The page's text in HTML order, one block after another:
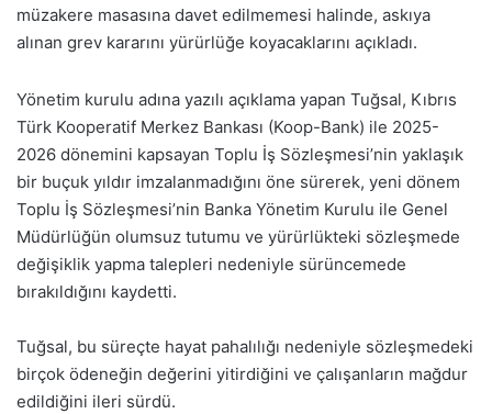
müzakere masasına davet edilmemesi halinde, askıya
alınan grev kararını yürürlüğe koyacaklarını açıkladı.
Yönetim kurulu adına yazılı açıklama yapan Tuğsal, Kıbrıs
Türk Kooperatif Merkez Bankası (Koop-Bank) ile 2025-
2026 dönemini kapsayan Toplu İş Sözleşmesi’nin yaklaşık
bir buçuk yıldır imzalanmadığını öne sürerek, yeni dönem
Toplu İş Sözleşmesi’nin Banka Yönetim Kurulu ile Genel
Müdürlüğün olumsuz tutumu ve yürürlükteki sözleşmede
değişiklik yapma talepleri nedeniyle sürüncemede
bırakıldığını kaydetti.
Tuğsal, bu süreçte hayat pahalılığı nedeniyle sözleşmedeki
birçok ödeneğin değerini yitirdiğini ve çalışanların mağdur
edildiğini ileri sürdü.